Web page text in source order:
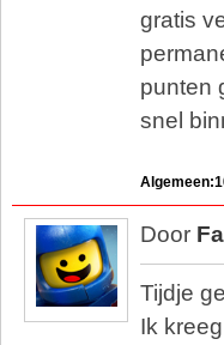
gratis
punten
snel
Door
Tijdje
Ik